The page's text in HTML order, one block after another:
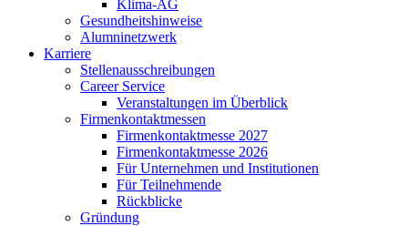
Klima-AG
Gesundheitshinweise
Alumninetzwerk
Karriere
Stellenausschreibungen
Career Service
Veranstaltungen im Überblick
Firmenkontaktmessen
Firmenkontaktmesse 2027
Firmenkontaktmesse 2026
Für Unternehmen und Institutionen
Für Teilnehmende
Rückblicke
Gründung